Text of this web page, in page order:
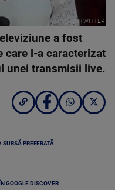
TWITTER
a fost
care l-a caracterizat
unei transmisii live.
PREFERATĂ
GOOGLE DISCOVER